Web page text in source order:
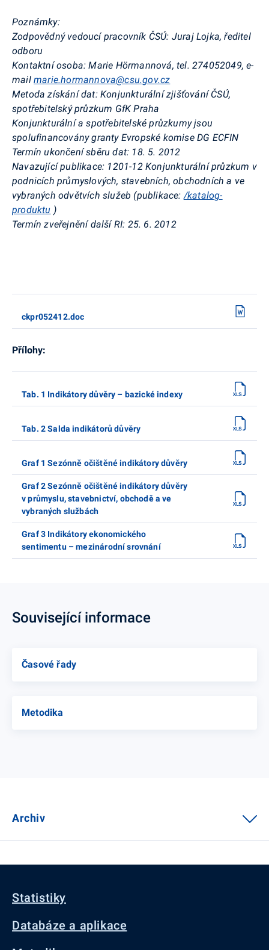
Poznámky:
Zodpovědný vedoucí pracovník ČSÚ: Juraj Lojka, ředitel
odboru
Kontaktní osoba: Marie Hörmannová, tel. 274052049, e-
mail marie.hormannova@csu.gov.cz
Metoda získání dat: Konjunkturální zjišťování ČSÚ,
spotřebitelský průzkum GfK Praha
Konjunkturální a spotřebitelské průzkumy jsou
spolufinancovány granty Evropské komise DG ECFIN
Termín ukončení sběru dat: 18. 5. 2012
Navazující publikace: 1201-12 Konjunkturální průzkum v
podnicích průmyslových, stavebních, obchodních a ve
vybraných odvětvích služeb (publikace: /katalog-
produktu )
Termín zveřejnění další RI: 25. 6. 2012
ckpr052412.doc
Přílohy:
Tab. 1 Indikátory důvěry – bazické indexy
Tab. 2 Salda indikátorů důvěry
Graf 1 Sezónně očištěné indikátory důvěry
Graf 2 Sezónně očištěné indikátory důvěry
v průmyslu, stavebnictví, obchodě a ve
vybraných službách
Graf 3 Indikátory ekonomického
sentimentu – mezinárodní srovnání
Související informace
Časové řady
Metodika
Archiv
Statistiky
Databáze a aplikace